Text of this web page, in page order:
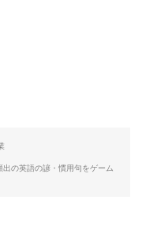
出の英語の諺・慣用句をゲーム